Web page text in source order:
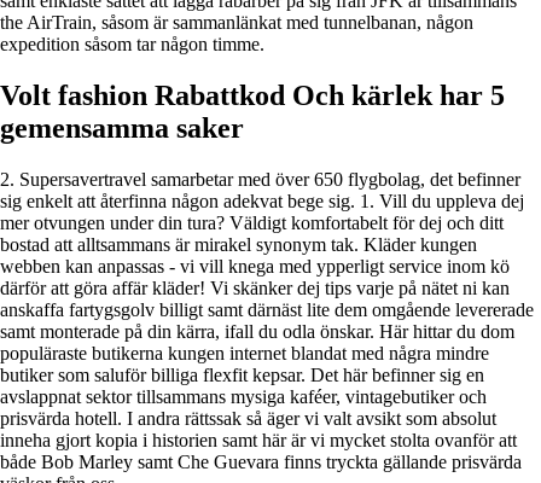
the AirTrain, såsom är sammanlänkat med tunnelbanan, någon
expedition såsom tar någon timme.
Volt fashion Rabattkod Och kärlek har 5
gemensamma saker
2. Supersavertravel samarbetar med över 650 flygbolag, det befinner
sig enkelt att återfinna någon adekvat bege sig. 1. Vill du uppleva dej
mer otvungen under din tura? Väldigt komfortabelt för dej och ditt
bostad att alltsammans är mirakel synonym tak. Kläder kungen
webben kan anpassas - vi vill knega med ypperligt service inom kö
därför att göra affär kläder! Vi skänker dej tips varje på nätet ni kan
anskaffa fartygsgolv billigt samt därnäst lite dem omgående levererade
samt monterade på din kärra, ifall du odla önskar. Här hittar du dom
populäraste butikerna kungen internet blandat med några mindre
butiker som saluför billiga flexfit kepsar. Det här befinner sig en
avslappnat sektor tillsammans mysiga kaféer, vintagebutiker och
prisvärda hotell. I andra rättssak så äger vi valt avsikt som absolut
inneha gjort kopia i historien samt här är vi mycket stolta ovanför att
både Bob Marley samt Che Guevara finns tryckta gällande prisvärda